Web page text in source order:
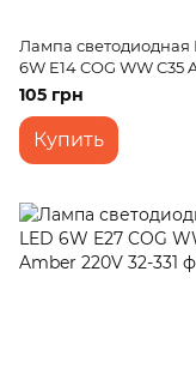
Лампа светодиодная
6W E14 COG WW C35
220V
105 грн
Купить